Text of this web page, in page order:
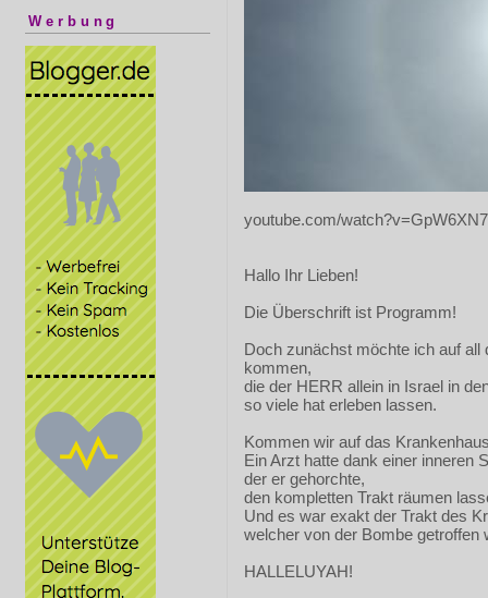
Werbung
youtube.com/
Hallo Ihr Lieben!
Die Überschrift ist Programm!
Doch zunächst möchte ich auf all
kommen,
die der HERR allein in Israel in
so viele hat erleben lassen.
Kommen wir auf das
Ein Arzt hatte dank einer inneren
der er gehorchte,
den kompletten Trakt räumen
Und es war exakt der Trakt des
welcher von der Bombe getroffen
HALLELUYAH!